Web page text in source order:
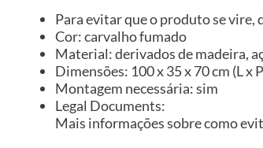
Para evitar que o produto se
Cor: carvalho fumado
Material: derivados de madeira,
Dimensões: 100 x 35 x 70 cm (L x
Montagem necessária: sim
Legal Documents:
Mais informações sobre como